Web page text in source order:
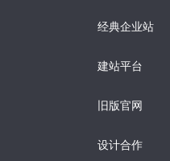
经典企业站
建站平台
旧版官网
设计合作